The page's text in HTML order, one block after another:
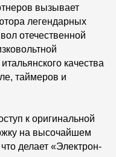
вызывает
легендарных
отечественной
качества
таймеров и
к оригинальной
на высочайшем
делает «Электрон-